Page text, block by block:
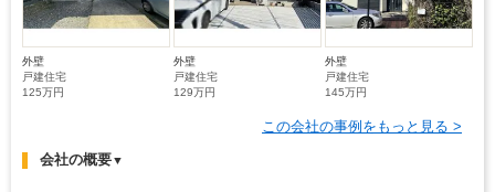
外壁
戸建住宅
125万円
外壁
戸建住宅
129万円
外壁
戸建住宅
145万円
この会社の事例をもっと見る >
会社の概要▼